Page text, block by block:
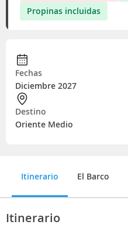
Propinas incluidas
Fechas
Diciembre 2027
Destino
Oriente Medio
Itinerario El Barco
Itinerario